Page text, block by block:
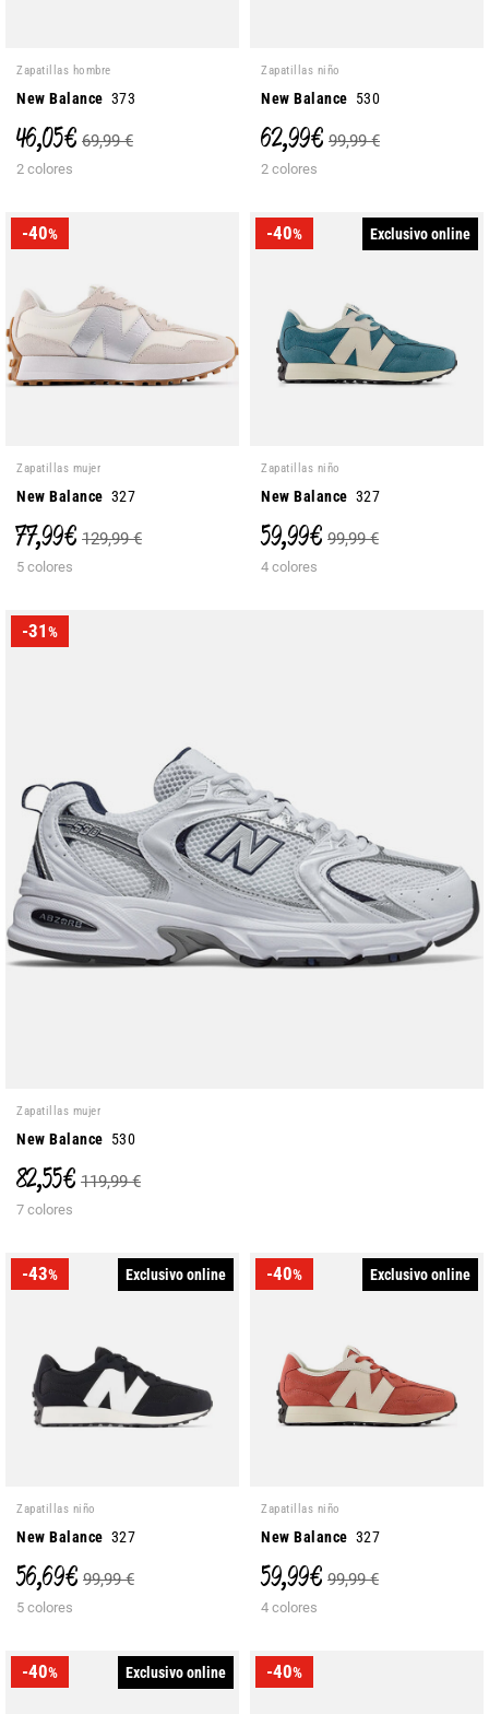
Zapatillas hombre
New Balance 373
46,05 € 69,99 €
2 colores
Zapatillas niño
New Balance 530
62,99 € 99,99 €
2 colores
-40%
Zapatillas mujer
New Balance 327
77,99 € 129,99 €
5 colores
-40% Exclusivo online
Zapatillas niño
New Balance 327
59,99 € 99,99 €
4 colores
-31%
Zapatillas mujer
New Balance 530
82,55 € 119,99 €
7 colores
-43% Exclusivo online
Zapatillas niño
New Balance 327
56,69 € 99,99 €
5 colores
-40% Exclusivo online
Zapatillas niño
New Balance 327
59,99 € 99,99 €
4 colores
-40% Exclusivo online -40%